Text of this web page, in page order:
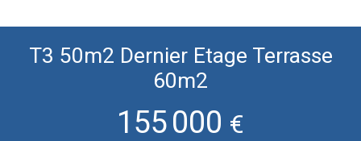
T3 50m2 Dernier Etage Terrasse
60m2
155 000 €